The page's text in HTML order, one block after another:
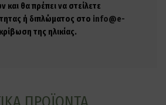
θα πρέπει να στείλετε
ή διπλώματος στο info@e-
της ηλικίας.